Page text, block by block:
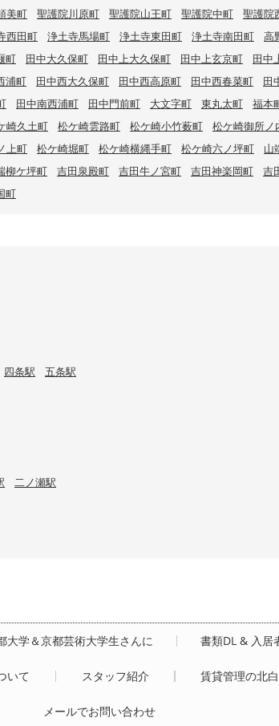
美町 聖護院川原町 聖護院山王町 聖護院中町 聖護院
西田町 浄土寺馬場町 浄土寺東田町 浄土寺南田町 高
町 田中大久保町 田中上大久保町 田中上玄京町 田中
浦町 田中西大久保町 田中西高原町 田中西春菜町 田
田中南西浦町 田中門前町 大文字町 東丸太町 福本
崎久土町 松ケ崎雲路町 松ケ崎小竹薮町 松ケ崎御所ノ
上町 松ケ崎堀町 松ケ崎横縄手町 松ケ崎六ノ坪町 山
柳ケ坪町 吉田泉殿町 吉田牛ノ宮町 吉田神楽岡町 吉
町
四条駅 五条駅
二ノ瀬駅
大学＆京都芸術大学生さんに 書類DL & 入居
いて スタッフ紹介 賃貸管理の北
メールでお問い合わせ